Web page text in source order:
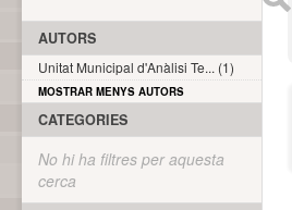
AUTORS
Unitat Municipal d'Anàlisi Te... (1)
MOSTRAR MENYS AUTORS
CATEGORIES
No hi ha filtres per aquesta
cerca